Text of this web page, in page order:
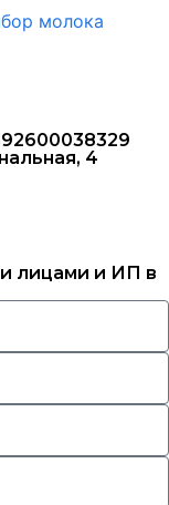
молока
4
лицами и ИП в